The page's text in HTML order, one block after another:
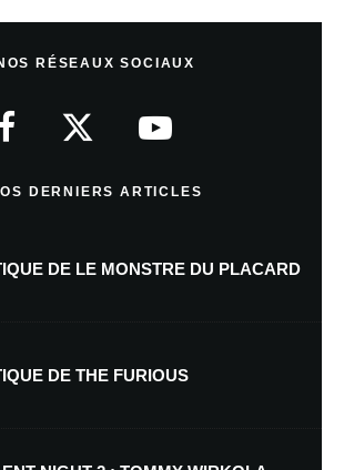
RÉSEAUX SOCIAUX
DERNIERS ARTICLES
DE LE MONSTRE DU PLACARD
DE THE FURIOUS